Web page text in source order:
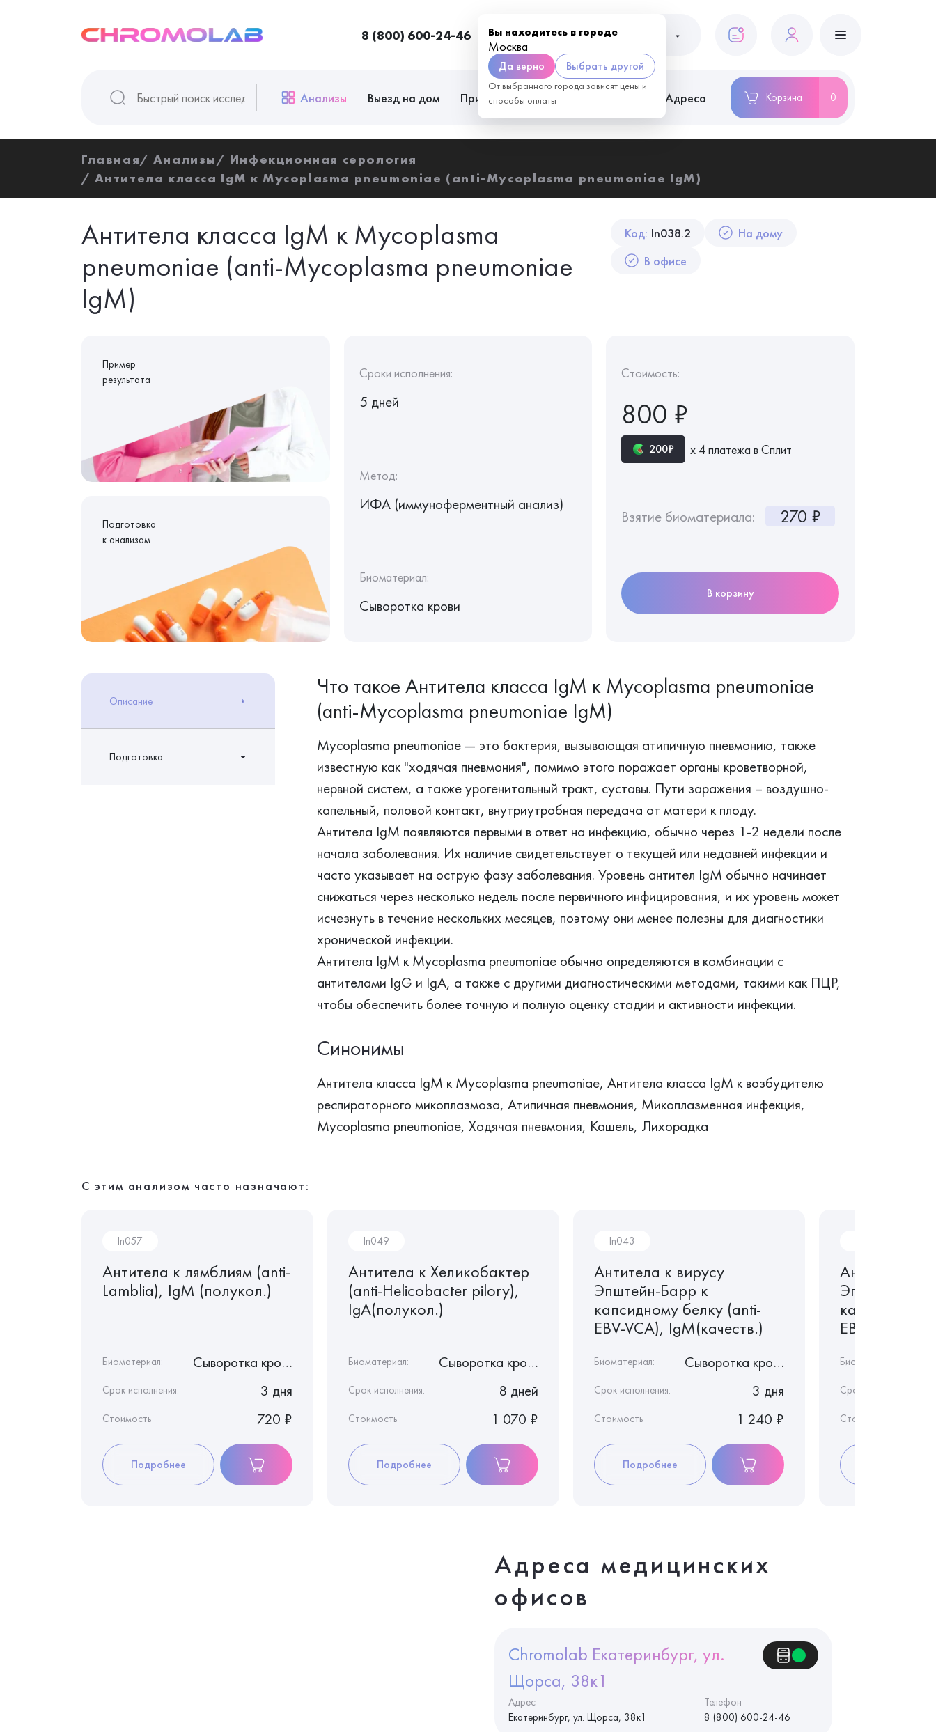
8 (800) 600-24-46 Вы находитесь в городе
Москва
Да верно Выбрать другой
От выбранного города зависят цены и
способы оплаты
Москва Пациентам
Анализы Выезд на дом Приём врачей Адреса Корзина 0
Главная Анализы
Инфекционная серология
Антитела класса IgM к Mycoplasma pneumoniae (anti-Mycoplasma pneumoniae IgM)
Код: In038.2
На дому
В офисе
Антитела класса IgM к Mycoplasma
pneumoniae (anti-Mycoplasma pneumoniae
IgM)
Пример
результата
Подготовка
к анализам
Сроки исполнения:
5 дней
Метод:
ИФА (иммуноферментный анализ)
Биоматериал:
Сыворотка крови
Стоимость:
800 ₽
200₽ х 4 платежа в Сплит
Взятие биоматериала: 270 ₽
В корзину
Описание
Подготовка
Что такое Антитела класса IgM к Mycoplasma pneumoniae
(anti-Mycoplasma pneumoniae IgM)
Mycoplasma pneumoniae — это бактерия, вызывающая атипичную пневмонию, также
известную как "ходячая пневмония", помимо этого поражает органы кроветворной,
нервной систем, а также урогенитальный тракт, суставы. Пути заражения – воздушно-
капельный, половой контакт, внутриутробная передача от матери к плоду.
Антитела IgM появляются первыми в ответ на инфекцию, обычно через 1-2 недели после
начала заболевания. Их наличие свидетельствует о текущей или недавней инфекции и
часто указывает на острую фазу заболевания. Уровень антител IgM обычно начинает
снижаться через несколько недель после первичного инфицирования, и их уровень может
исчезнуть в течение нескольких месяцев, поэтому они менее полезны для диагностики
хронической инфекции.
Антитела IgM к Mycoplasma pneumoniae обычно определяются в комбинации с
антителами IgG и IgA, а также с другими диагностическими методами, такими как ПЦР,
чтобы обеспечить более точную и полную оценку стадии и активности инфекции.
Синонимы
Антитела класса IgМ к Mycoplasma pneumoniae, Антитела класса IgМ к возбудителю
респираторного микоплазмоза, Атипичная пневмония, Микоплазменная инфекция,
Mycoplasma pneumoniae, Ходячая пневмония, Кашель, Лихорадка
С этим анализом часто назначают:
In057
Антитела к лямблиям (anti-
Lamblia), IgМ (полукол.)
Биоматериал: Сыворотка крови
Срок исполнения: 3 дня
Стоимость 720 ₽
Подробнее
In049
Антитела к Хеликобактер
(anti-Helicobacter pilory),
IgA(полукол.)
Биоматериал: Сыворотка крови
Срок исполнения: 8 дней
Стоимость 1 070 ₽
Подробнее
In043
Антитела к вирусу
Эпштейн-Барр к
капсидному белку (anti-
EBV-VCA), IgM(качеств.)
Биоматериал: Сыворотка крови
Срок исполнения: 3 дня
Стоимость 1 240 ₽
Подробнее
Антитела к
Эпштейн-
капсидному
EBV, VCA),
Биоматериал:
Срок исполнения:
Стоимость
Адреса медицинских
офисов
Chromolab Екатеринбург, ул.
Щорса, 38к1
Адрес
Екатеринбург, ул. Щорса, 38к1
Телефон
8 (800) 600-24-46